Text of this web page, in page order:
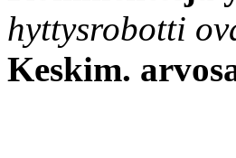
hyttysrobotti
Keskim.